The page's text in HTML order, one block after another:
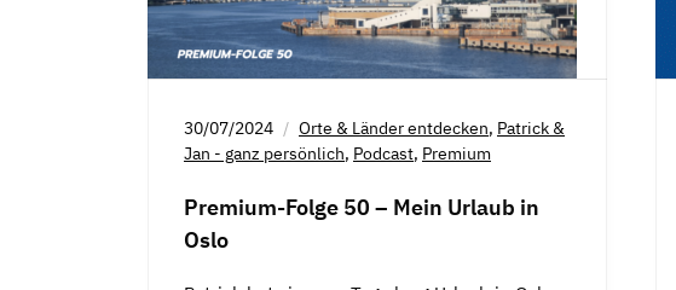
30/07/2024 Orte & Länder entdecken, Patrick &
Jan - ganz persönlich, Podcast, Premium
Premium-Folge 50 – Mein Urlaub in
Oslo